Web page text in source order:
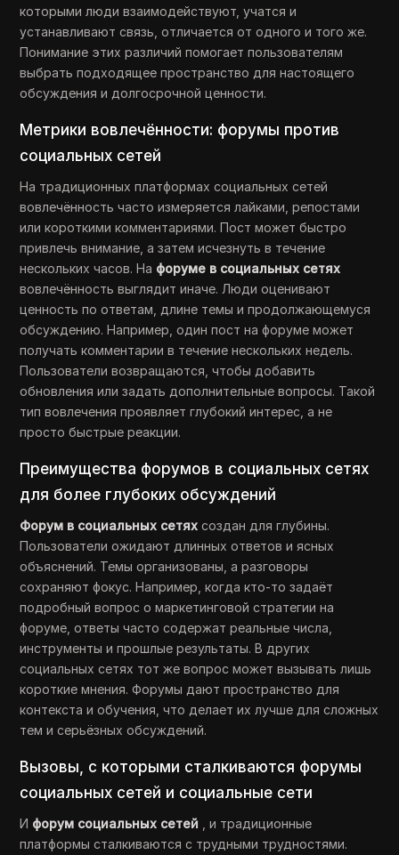
которыми люди взаимодействуют, учатся и
устанавливают связь, отличается от одного и того же.
Понимание этих различий помогает пользователям
выбрать подходящее пространство для настоящего
обсуждения и долгосрочной ценности.
Метрики вовлечённости: форумы против
социальных сетей
На традиционных платформах социальных сетей
вовлечённость часто измеряется лайками, репостами
или короткими комментариями. Пост может быстро
привлечь внимание, а затем исчезнуть в течение
нескольких часов. На форуме в социальных сетях
вовлечённость выглядит иначе. Люди оценивают
ценность по ответам, длине темы и продолжающемуся
обсуждению. Например, один пост на форуме может
получать комментарии в течение нескольких недель.
Пользователи возвращаются, чтобы добавить
обновления или задать дополнительные вопросы. Такой
тип вовлечения проявляет глубокий интерес, а не
просто быстрые реакции.
Преимущества форумов в социальных сетях
для более глубоких обсуждений
Форум в социальных сетях создан для глубины.
Пользователи ожидают длинных ответов и ясных
объяснений. Темы организованы, а разговоры
сохраняют фокус. Например, когда кто-то задаёт
подробный вопрос о маркетинговой стратегии на
форуме, ответы часто содержат реальные числа,
инструменты и прошлые результаты. В других
социальных сетях тот же вопрос может вызывать лишь
короткие мнения. Форумы дают пространство для
контекста и обучения, что делает их лучше для сложных
тем и серьёзных обсуждений.
Вызовы, с которыми сталкиваются форумы
социальных сетей и социальные сети
И форум социальных сетей , и традиционные
платформы сталкиваются с трудными трудностями.